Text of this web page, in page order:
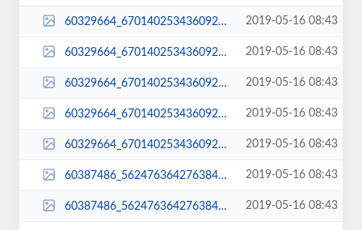
60329664_670140253436092_2695988724461731840_n-400x284.jpg 2019-05-16 08:43
60329664_670140253436092_2695988724461731840_n-400x516.jpg 2019-05-16 08:43
60329664_670140253436092_2695988724461731840_n-510x382.jpg 2019-05-16 08:43
60329664_670140253436092_2695988724461731840_n-768x477.jpg 2019-05-16 08:43
60329664_670140253436092_2695988724461731840_n.jpg 2019-05-16 08:43
60387486_562476364276384_6300949380962713600_n-1024x676.jpg 2019-05-16 08:43
60387486_562476364276384_6300949380962713600_n-1080x675.jpg 2019-05-16 08:43